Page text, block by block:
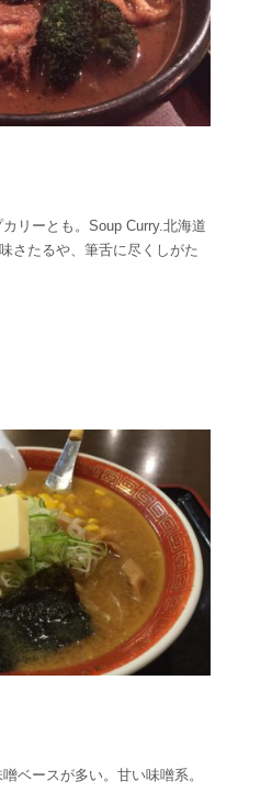
カリーとも。Soup Curry.北海道
さたるや、筆舌に尽くしがた
ベースが多い。甘い味噌系。